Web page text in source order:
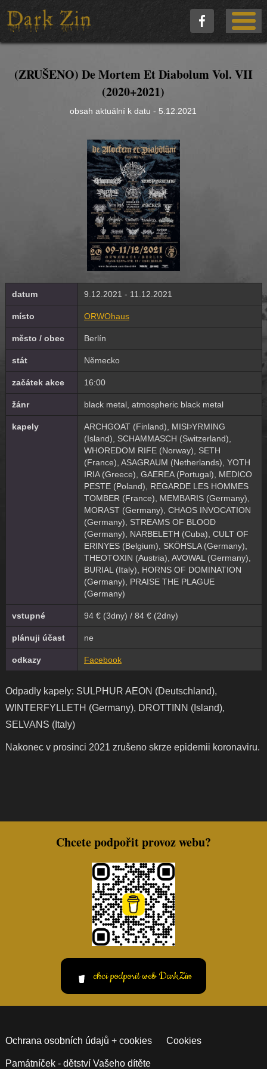
(ZRUŠENO) De Mortem Et Diabolum Vol. VII
(2020+2021)
obsah aktuální k datu - 5.12.2021
datum 9.12.2021 - 11.12.2021
místo ORWOhaus
město / obec Berlín
stát Německo
začátek akce 16:00
žánr black metal, atmospheric black metal
kapely
ARCHGOAT (Finland), MISÞYRMING
(Island), SCHAMMASCH (Switzerland),
WHOREDOM RIFE (Norway), SETH
(France), ASAGRAUM (Netherlands), YOTH
IRIA (Greece), GAEREA (Portugal), MEDICO
PESTE (Poland), REGARDE LES HOMMES
TOMBER (France), MEMBARIS (Germany),
MORAST (Germany), CHAOS INVOCATION
(Germany), STREAMS OF BLOOD
(Germany), NARBELETH (Cuba), CULT OF
ERINYES (Belgium), SKÖHSLA (Germany),
THEOTOXIN (Austria), AVOWAL (Germany),
BURIAL (Italy), HORNS OF DOMINATION
(Germany), PRAISE THE PLAGUE
(Germany)
vstupné 94 € (3dny) / 84 € (2dny)
plánuji účast ne
odkazy Facebook
Odpadly kapely: SULPHUR AEON (Deutschland),
WINTERFYLLETH (Germany), DROTTINN (Island),
SELVANS (Italy)
Nakonec v prosinci 2021 zrušeno skrze epidemii koronaviru.
Chcete podpořit provoz webu?
chci podporit web DarkZin
Ochrana osobních údajů + cookies Cookies
Památníček - dětství Vašeho dítěte